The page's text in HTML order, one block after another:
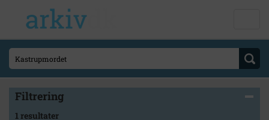
Filtrering
1 resultater